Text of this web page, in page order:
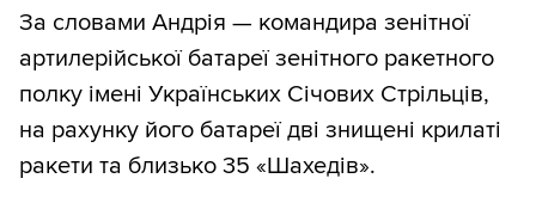
За словами Андрія — командира зенітної
артилерійської батареї зенітного ракетного
полку імені Українських Січових Стрільців,
на рахунку його батареї дві знищені крилаті
ракети та близько 35 «Шахедів».